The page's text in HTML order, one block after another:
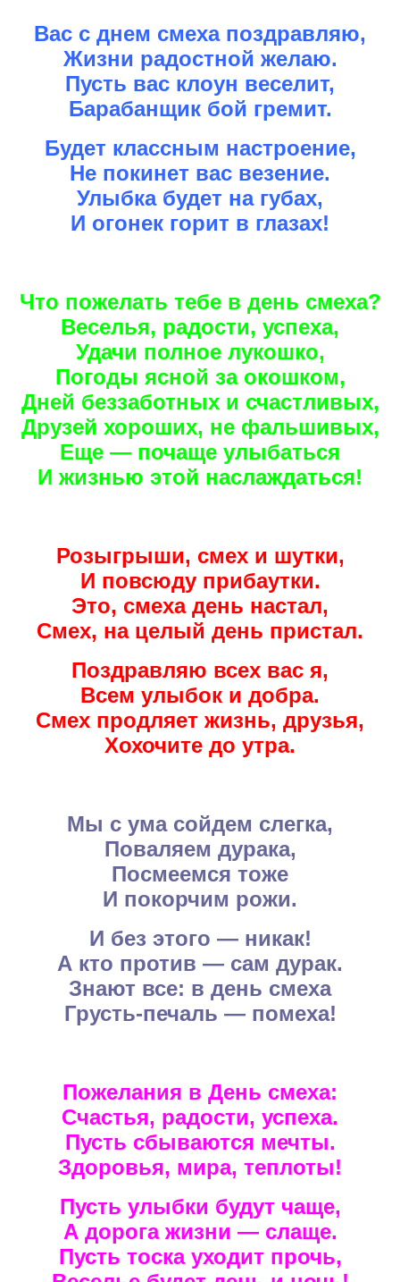
Вас с днем смеха поздравляю,
Жизни радостной желаю.
Пусть вас клоун веселит,
Барабанщик бой гремит.
Будет классным настроение,
Не покинет вас везение.
Улыбка будет на губах,
И огонек горит в глазах!
Что пожелать тебе в день смеха?
Веселья, радости, успеха,
Удачи полное лукошко,
Погоды ясной за окошком,
Дней беззаботных и счастливых,
Друзей хороших, не фальшивых,
Еще — почаще улыбаться
И жизнью этой наслаждаться!
Розыгрыши, смех и шутки,
И повсюду прибаутки.
Это, смеха день настал,
Смех, на целый день пристал.
Поздравляю всех вас я,
Всем улыбок и добра.
Смех продляет жизнь, друзья,
Хохочите до утра.
Мы с ума сойдем слегка,
Поваляем дурака,
Посмеемся тоже
И покорчим рожи.
И без этого — никак!
А кто против — сам дурак.
Знают все: в день смеха
Грусть-печаль — помеха!
Пожелания в День смеха:
Счастья, радости, успеха.
Пусть сбываются мечты.
Здоровья, мира, теплоты!
Пусть улыбки будут чаще,
А дорога жизни — слаще.
Пусть тоска уходит прочь,